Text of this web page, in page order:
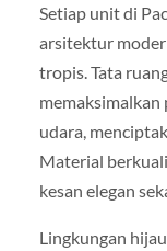
Setiap unit di
arsitektur
tropis. Tata
memaksimalkan
udara,
Material
kesan elegan
Lingkungan